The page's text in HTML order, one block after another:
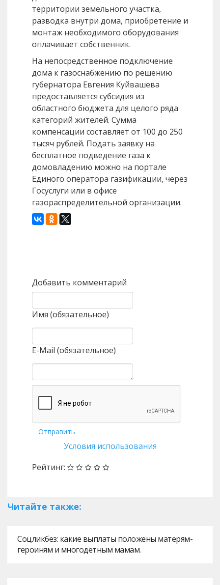
территории земельного участка,
разводка внутри дома, приобретение и
монтаж необходимого оборудования
оплачивает собственник.
На непосредственное подключение
дома к газоснабжению по решению
губернатора Евгения Куйвашева
предоставляется субсидия из
областного бюджета для целого ряда
категорий жителей. Сумма
компенсации составляет от 100 до 250
тысяч рублей. Подать заявку на
бесплатное подведение газа к
домовладению можно на портале
Единого оператора газификации, через
Госуслуги или в офисе
газораспределительной организации.
Добавить комментарий
Имя (обязательное)
E-Mail (обязательное)
Отправить
Условия использования
Рейтинг:
Читайте также:
Соцликбез: какие выплаты положены матерям-
героиням и многодетным мамам.